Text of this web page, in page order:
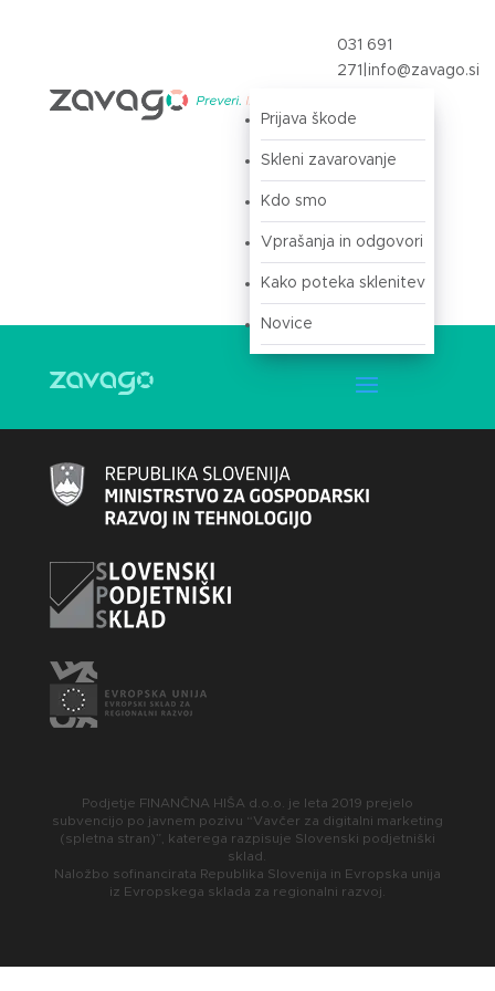
031 691
271 info@zavago.si
Prijava škode
Skleni zavarovanje
Kdo smo
Vprašanja in odgovori
Kako poteka sklenitev
Novice
Podjetje FINANČNA HIŠA d.o.o. je leta 2019 prejelo
subvencijo po javnem pozivu “Vavčer za digitalni marketing
(spletna stran)”, katerega razpisuje Slovenski podjetniški
sklad.
Naložbo sofinancirata Republika Slovenija in Evropska unija
iz Evropskega sklada za regionalni razvoj.